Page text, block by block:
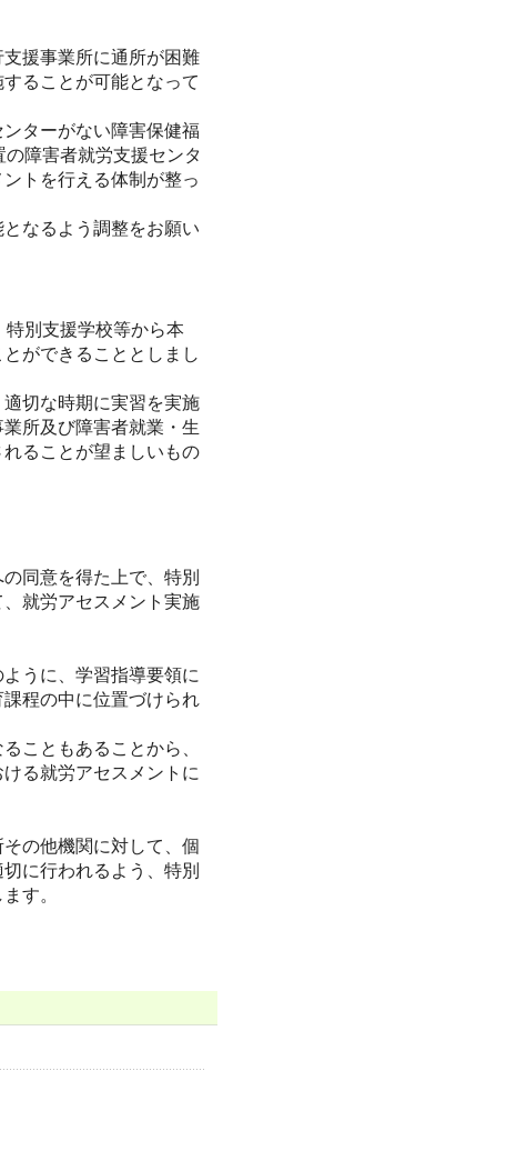
援事業所に通所が困難
ることが可能となって
ターがない障害保健福
障害者就労支援センタ
トを行える体制が整っ
なるよう調整をお願い
別支援学校等から本
ができることとしまし
切な時期に実習を実施
所及び障害者就業・生
ることが望ましいもの
同意を得た上で、特別
就労アセスメント実施
うに、学習指導要領に
程の中に位置づけられ
こともあることから、
る就労アセスメントに
の他機関に対して、個
に行われるよう、特別
す。